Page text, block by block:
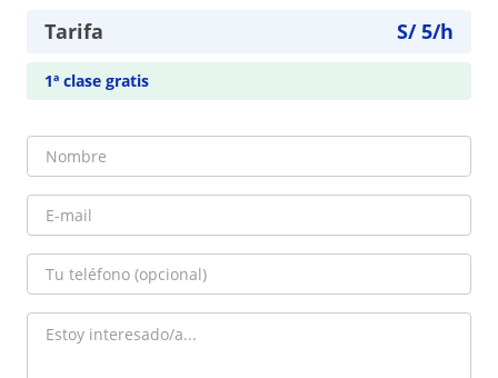
Tarifa S/5/h
1ª clase gratis